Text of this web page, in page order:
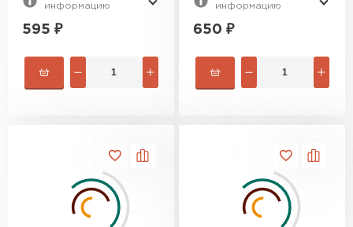
информацию
595 ₽
информацию
650 ₽